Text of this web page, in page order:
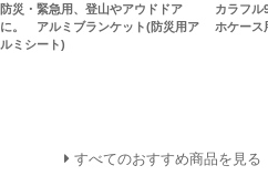
防災・緊急用、登山やアウドドア
に。 アルミブランケット(防災用ア
ルミシート)
カラフ
ホケース
すべてのおすすめ商品を見る